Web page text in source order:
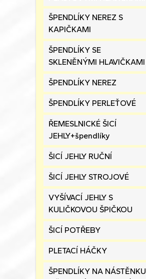
ŠPENDLÍKY NEREZ S
KAPIČKAMI
ŠPENDLÍKY SE
SKLENĚNÝMI HLAVIČKAMI
ŠPENDLÍKY NEREZ
ŠPENDLÍKY PERLEŤOVÉ
ŘEMESLNICKÉ ŠICÍ
JEHLY+špendlíky
ŠICÍ JEHLY RUČNÍ
ŠICÍ JEHLY STROJOVÉ
VYŠÍVACÍ JEHLY S
KULIČKOVOU ŠPIČKOU
ŠICÍ POTŘEBY
PLETACÍ HÁČKY
ŠPENDLÍKY NA NÁSTĚNKU